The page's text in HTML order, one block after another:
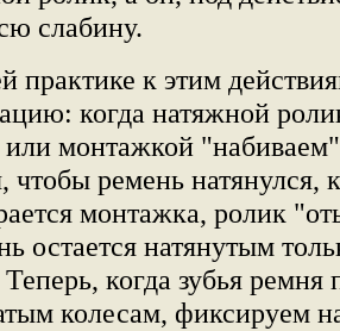
слабину.
практике к этим
когда натяжной
или монтажкой "набиваем"
чтобы ремень натянулся,
монтажка, ролик
остается натянутым
когда зубья ремня
колесам, фиксируем